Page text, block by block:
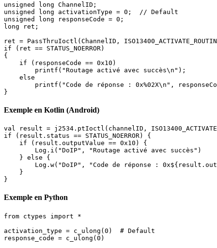
unsigned long ChannelID;
unsigned long activationType = 0;  // Default
unsigned long responseCode = 0;
long ret;
ret = PassThruIoctl(ChannelID,
if (ret == STATUS_NOERROR)
{
    if (responseCode == 0x10)
        printf("Routage activé avec succès\n");
    else
printf("Code de réponse : 0x%02X\n",
}
Exemple en Kotlin (Android)
val result = j2534.ptIoctl(channelID,
if (result.status == STATUS_NOERROR) {
    if (result.outputValue == 0x10) {
        Log.i("DoIP", "Routage activé avec succès")
    } else {
Log.w("DoIP", "Code de réponse :
    }
}
Exemple en Python
from ctypes import *
activation_type = c_ulong(0)  # Default
response_code = c_ulong(0)